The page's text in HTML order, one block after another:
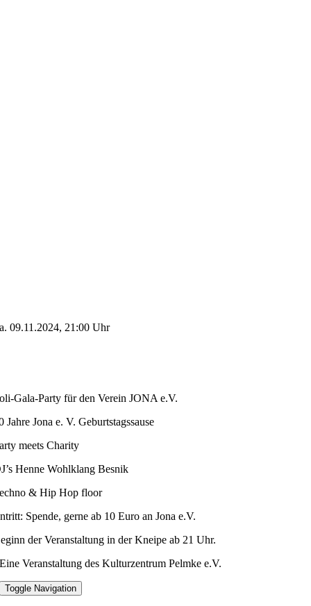
09.11.2024, 21:00 Uhr
Gala-Party für den Verein JONA e.V.
Jahre Jona e. V. Geburtstagssause
meets Charity
Henne Wohlklang Besnik
& Hip Hop floor
Spende, gerne ab 10 Euro an Jona e.V.
der Veranstaltung in der Kneipe ab 21 Uhr.
Eine Veranstaltung des Kulturzentrum Pelmke e.V.
Toggle Navigation